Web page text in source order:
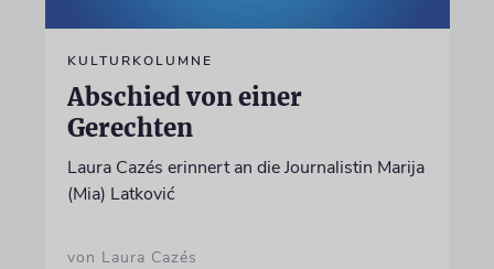
KULTURKOLUMNE
Abschied von einer
Gerechten
Laura Cazés erinnert an die Journalistin Marija
(Mia) Latković
von Laura Cazés